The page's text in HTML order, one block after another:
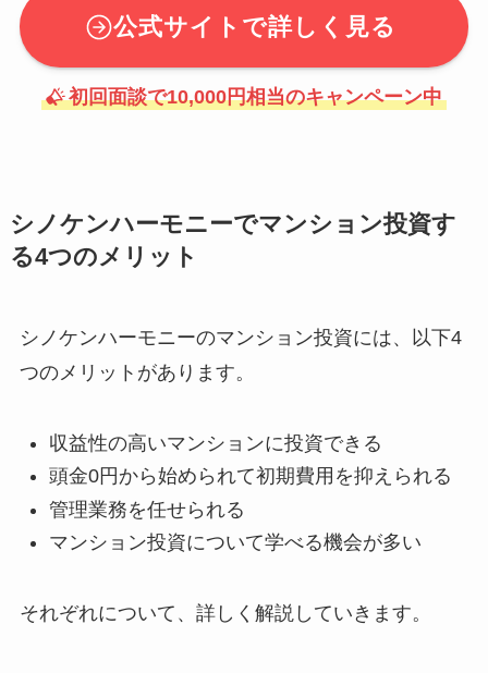
公式サイトで詳しく見る
初回面談で10,000円相当のキャンペーン中
シノケンハーモニーでマンション投資す
る4つのメリット
シノケンハーモニーのマンション投資には、以下4
つのメリットがあります。
収益性の高いマンションに投資できる
頭金0円から始められて初期費用を抑えられる
管理業務を任せられる
マンション投資について学べる機会が多い
それぞれについて、詳しく解説していきます。